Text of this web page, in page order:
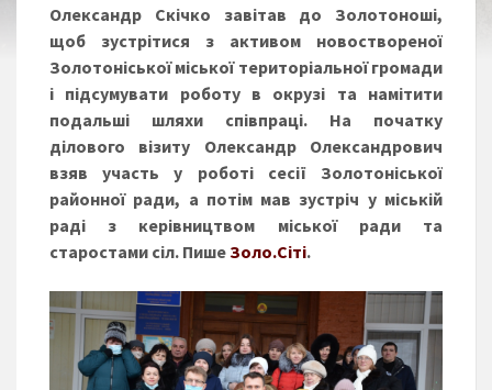
Олександр Скічко завітав до Золотоноші,
щоб зустрітися з активом новоствореної
Золотоніської міської територіальної громади
і підсумувати роботу в окрузі та намітити
подальші шляхи співпраці. На початку
ділового візиту Олександр Олександрович
взяв участь у роботі сесії Золотоніської
районної ради, а потім мав зустріч у міській
раді з керівництвом міської ради та
старостами сіл. ПишеЗоло.Сіті.